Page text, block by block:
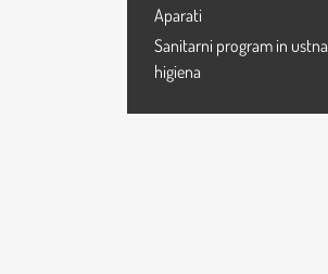
Aparati
Sanitarni program in ustna
higiena